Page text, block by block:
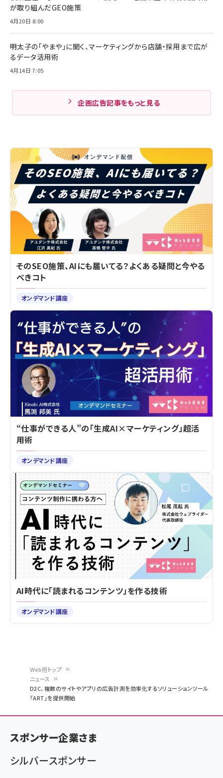
く
ず
Web担トップ
ニュース
D2C、複数のサイトやアプリの広告計測を効率化するソリューションツール
「ART」を提供開始
が取り組んだGEO施策
4月20日 8:00
明太子の「やまや」に聞く、マーケティングから店舗・採用まで広が
るデータ活用術
4月14日 7:05
企画広告記事をもっと見る
そのSEO施策、AIにも届いてる？よくある疑問と今やる
べきコト
オンデマンド講座
“仕事ができる人”の「生成AI×マーケティング」超活
用術
オンデマンド講座
AI時代に「読まれるコンテンツ」を作る技術
オンデマンド講座
スポンサー企業さま
シルバースポンサー